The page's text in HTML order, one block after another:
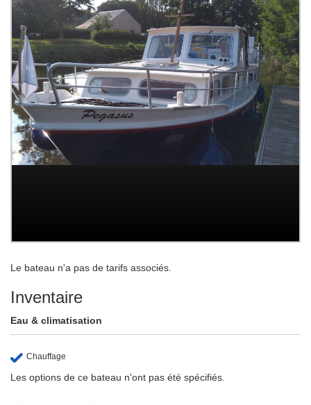
Le bateau n'a pas de tarifs associés.
Inventaire
Eau & climatisation
Chauffage
Les options de ce bateau n'ont pas été spécifiés.